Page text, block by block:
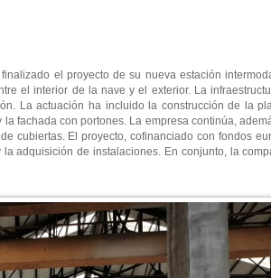
el proyecto de su nueva estación
el interior de la nave y el exterior. La
La actuación ha incluido la construcción de la
fachada con portones. La empresa continúa,
cubiertas. El proyecto, cofinanciado con fondos
adquisición de instalaciones. En conjunto, la